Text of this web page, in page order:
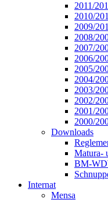
2011/
2010/
2009/
2008/
2007/
2006/
2005/
2004/
2003/
2002/
2001/
2000/
Downloads
Matura-
BM-
Internat
Mensa